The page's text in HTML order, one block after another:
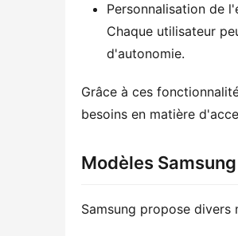
Personnalisation de
Chaque utilisateur
d'autonomie.
Grâce à ces
besoins en matière
Modèles
Samsung propose divers